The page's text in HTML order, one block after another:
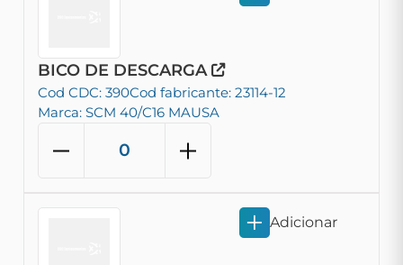
BICO DE DESCARGA
Cod CDC: 390Cod fabricante: 23114-12
Marca: SCM 40/C16 MAUSA
Adicionar